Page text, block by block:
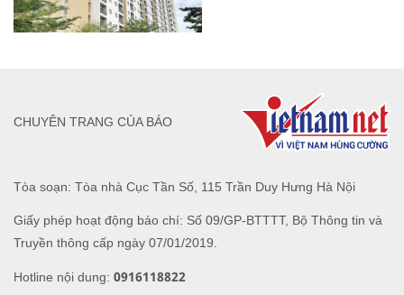
Tòa soạn: Tòa nhà Cục Tần Số, 115 Trần Duy Hưng Hà Nội
Giấy phép hoạt động báo chí: Số 09/GP-BTTTT, Bộ Thông tin và
Truyền thông cấp ngày 07/01/2019.
Hotline nội dung: 0916118822
CHUYÊN TRANG CỦA BÁO